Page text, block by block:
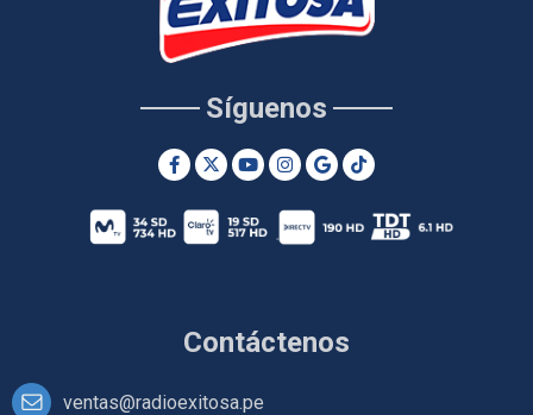
Contáctenos
ventas@radioexitosa.pe
Síguenos